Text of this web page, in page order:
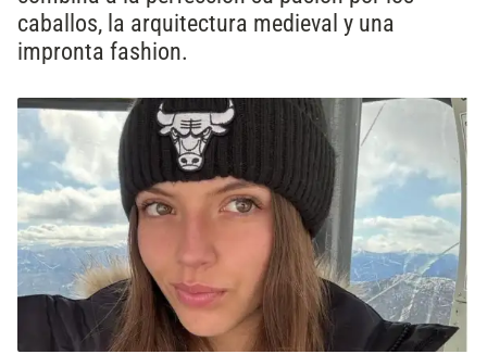
caballos, la arquitectura medieval y una
impronta fashion.